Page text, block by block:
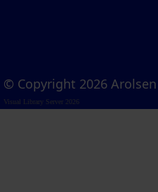
© Copyright 2026
Visual Library Server 2026